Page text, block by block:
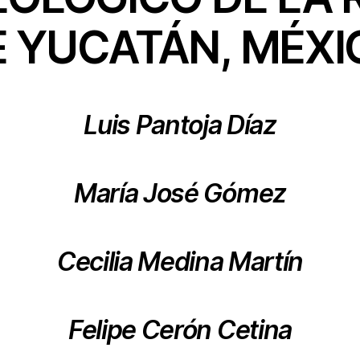
YUCATÁN,
Luis Pantoja Díaz
María José Gómez
Cecilia Medina Martín
Felipe Cerón Cetina